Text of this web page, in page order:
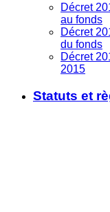
Décret
au fonds
Décret
du fonds
Décret
2015
Statuts et